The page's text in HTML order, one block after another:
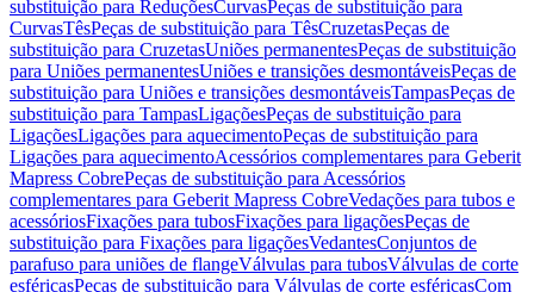
substituição para ReduçõesCurvasPeças de substituição para
CurvasTêsPeças de substituição para TêsCruzetasPeças de
substituição para CruzetasUniões permanentesPeças de substituição
para Uniões permanentesUniões e transições desmontáveisPeças de
substituição para Uniões e transições desmontáveisTampasPeças de
substituição para TampasLigaçõesPeças de substituição para
LigaçõesLigações para aquecimentoPeças de substituição para
Ligações para aquecimentoAcessórios complementares para Geberit
Mapress CobrePeças de substituição para Acessórios
complementares para Geberit Mapress CobreVedações para tubos e
acessóriosFixações para tubosFixações para ligaçõesPeças de
substituição para Fixações para ligaçõesVedantesConjuntos de
parafuso para uniões de flangeVálvulas para tubosVálvulas de corte
esféricasPeças de substituição para Válvulas de corte esféricasCom